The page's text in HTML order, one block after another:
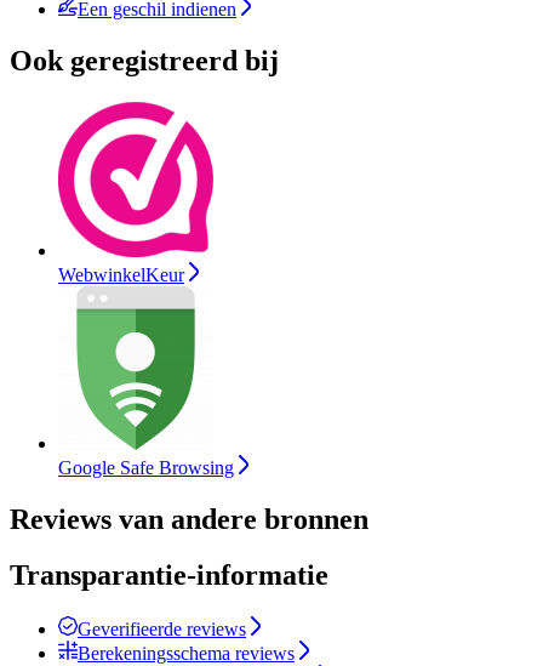
Een geschil indienen
Ook geregistreerd bij
WebwinkelKeur
Google Safe Browsing
Reviews van andere bronnen
Transparantie-informatie
Geverifieerde reviews
Berekeningsschema reviews